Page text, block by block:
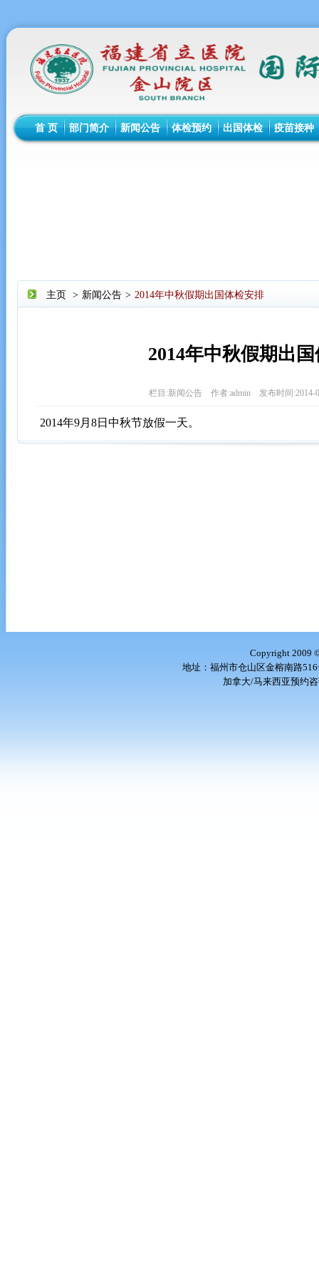
首 页 部门简介 新闻公告 体检预约 出国体检 疫苗接种
主页 > 新闻公告 > 2014年中秋假期出国体检安排
2014年中秋假期出
栏目:新闻公告 作者:admin 发布时间:2014-
2014年9月8日中秋节放假一天。
Copyright 2009
地址：福州市仓山区金榕南路
加拿大/马来西亚预约